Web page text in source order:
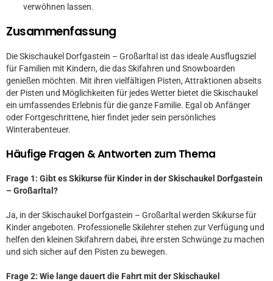
verwöhnen lassen.
Zusammenfassung
Die Skischaukel Dorfgastein – Großarltal ist das ideale Ausflugsziel
für Familien mit Kindern, die das Skifahren und Snowboarden
genießen möchten. Mit ihren vielfältigen Pisten, Attraktionen abseits
der Pisten und Möglichkeiten für jedes Wetter bietet die Skischaukel
ein umfassendes Erlebnis für die ganze Familie. Egal ob Anfänger
oder Fortgeschrittene, hier findet jeder sein persönliches
Winterabenteuer.
Häufige Fragen & Antworten zum Thema
Frage 1: Gibt es Skikurse für Kinder in der Skischaukel Dorfgastein
– Großarltal?
Ja, in der Skischaukel Dorfgastein – Großarltal werden Skikurse für
Kinder angeboten. Professionelle Skilehrer stehen zur Verfügung und
helfen den kleinen Skifahrern dabei, ihre ersten Schwünge zu machen
und sich sicher auf den Pisten zu bewegen.
Frage 2: Wie lange dauert die Fahrt mit der Skischaukel